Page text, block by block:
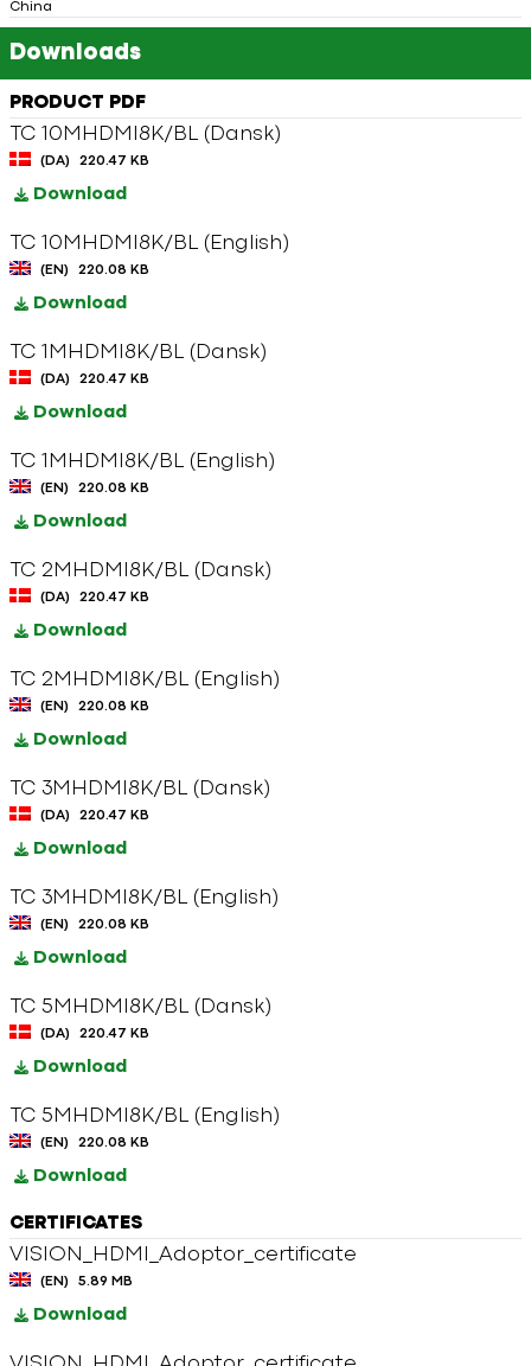
China
Downloads
PRODUCT PDF
TC 10MHDMI8K/BL (Dansk)
(DA) 220.47 KB
Download
TC 10MHDMI8K/BL (English)
(EN) 220.08 KB
Download
TC 1MHDMI8K/BL (Dansk)
(DA) 220.47 KB
Download
TC 1MHDMI8K/BL (English)
(EN) 220.08 KB
Download
TC 2MHDMI8K/BL (Dansk)
(DA) 220.47 KB
Download
TC 2MHDMI8K/BL (English)
(EN) 220.08 KB
Download
TC 3MHDMI8K/BL (Dansk)
(DA) 220.47 KB
Download
TC 3MHDMI8K/BL (English)
(EN) 220.08 KB
Download
TC 5MHDMI8K/BL (Dansk)
(DA) 220.47 KB
Download
TC 5MHDMI8K/BL (English)
(EN) 220.08 KB
Download
CERTIFICATES
VISION_HDMI_Adoptor_certificate
(EN) 5.89 MB
Download